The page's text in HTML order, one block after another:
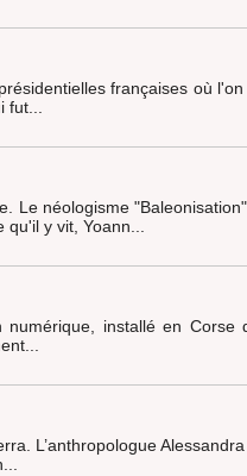
françaises où
Le néologisme
y vit, Yoann...
installé en Corse
L’anthropologue